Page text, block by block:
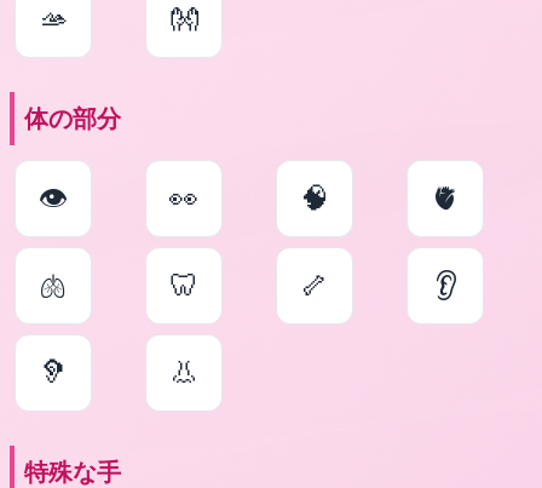
🫴 👐
体の部分
👁 👀 🧠 🫀
🫁 🦷 🦴 👂
🦻 👃
特殊な手